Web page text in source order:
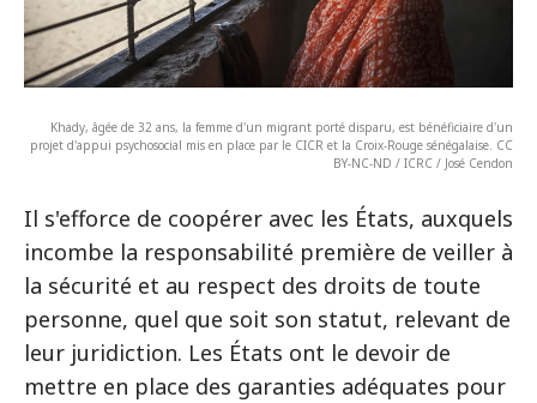
Khady, âgée de 32 ans, la femme d'un migrant porté disparu, est bénéficiaire d'un
projet d'appui psychosocial mis en place par le CICR et la Croix-Rouge sénégalaise. CC
BY-NC-ND / ICRC / José Cendon
Il s'efforce de coopérer avec les États, auxquels
incombe la responsabilité première de veiller à
la sécurité et au respect des droits de toute
personne, quel que soit son statut, relevant de
leur juridiction. Les États ont le devoir de
mettre en place des garanties adéquates pour